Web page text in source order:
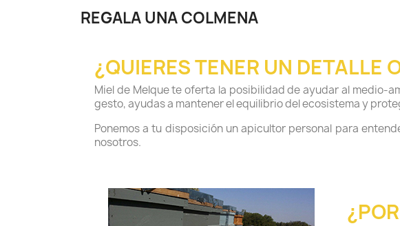
REGALA UNA COLMENA
¿QUIERES TENER UN DETALLE
Miel de Melque te oferta la posibilidad de ayudar al medio-
gesto, ayudas a mantener el equilibrio del ecosistema y
Ponemos a tu disposición un apicultor personal para
nosotros.